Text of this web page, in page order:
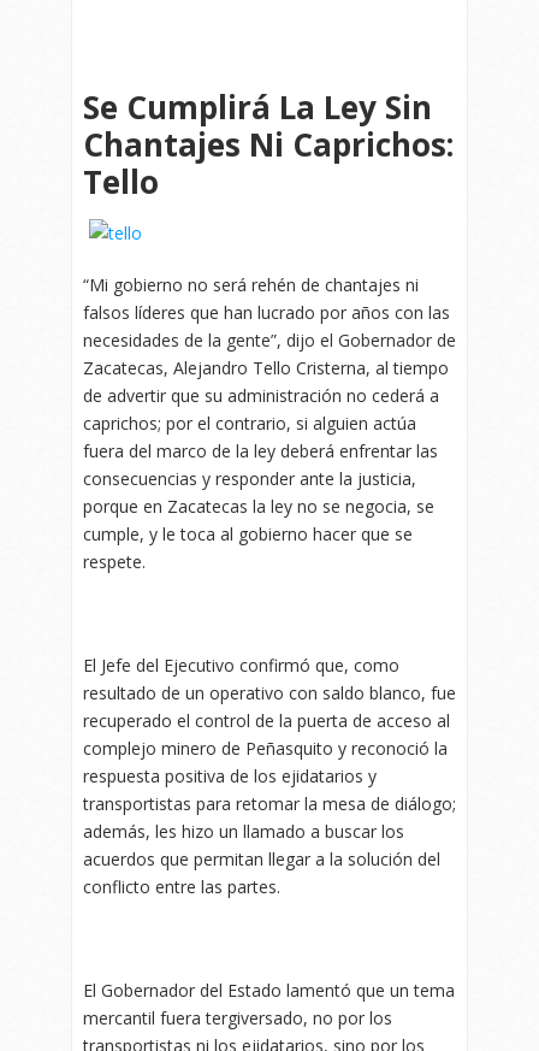
Se Cumplirá La Ley Sin
Chantajes Ni Caprichos:
Tello
“Mi gobierno no será rehén de chantajes ni
falsos líderes que han lucrado por años con las
necesidades de la gente”, dijo el Gobernador de
Zacatecas, Alejandro Tello Cristerna, al tiempo
de advertir que su administración no cederá a
caprichos; por el contrario, si alguien actúa
fuera del marco de la ley deberá enfrentar las
consecuencias y responder ante la justicia,
porque en Zacatecas la ley no se negocia, se
cumple, y le toca al gobierno hacer que se
respete.
El Jefe del Ejecutivo confirmó que, como
resultado de un operativo con saldo blanco, fue
recuperado el control de la puerta de acceso al
complejo minero de Peñasquito y reconoció la
respuesta positiva de los ejidatarios y
transportistas para retomar la mesa de diálogo;
además, les hizo un llamado a buscar los
acuerdos que permitan llegar a la solución del
conflicto entre las partes.
El Gobernador del Estado lamentó que un tema
mercantil fuera tergiversado, no por los
transportistas ni los ejidatarios, sino por los